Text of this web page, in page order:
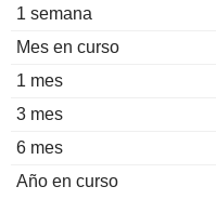
1 semana
Mes en curso
1 mes
3 mes
6 mes
Año en curso